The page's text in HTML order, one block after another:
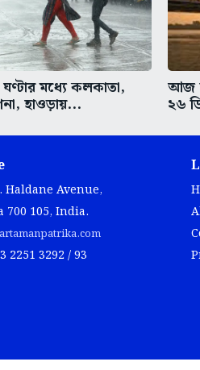
মধ্যে কলকাতা,
হাওড়ায়...
আজ
২৬
Haldane Avenue,
700 105, India.
2251 3292 / 93